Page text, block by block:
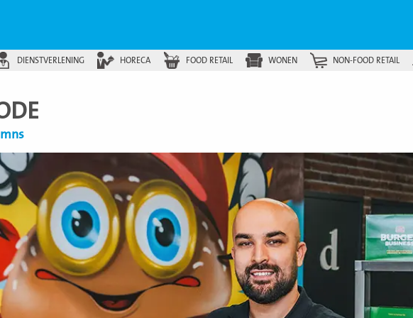
DIENSTVERLENING HORECA FOOD RETAIL WONEN NON-FOOD RETAIL